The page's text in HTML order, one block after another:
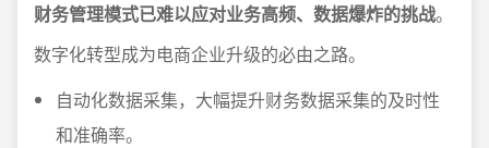
财务管理模式已难以应对业务高频、数据爆炸的挑战。
数字化转型成为电商企业升级的必由之路。
自动化数据采集，大幅提升财务数据采集的及时性
和准确率。